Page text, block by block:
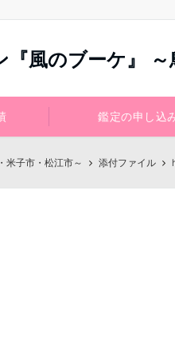
風のブーケ』 ～
鑑定の申し込
米子市・松江市～ 添付ファイル